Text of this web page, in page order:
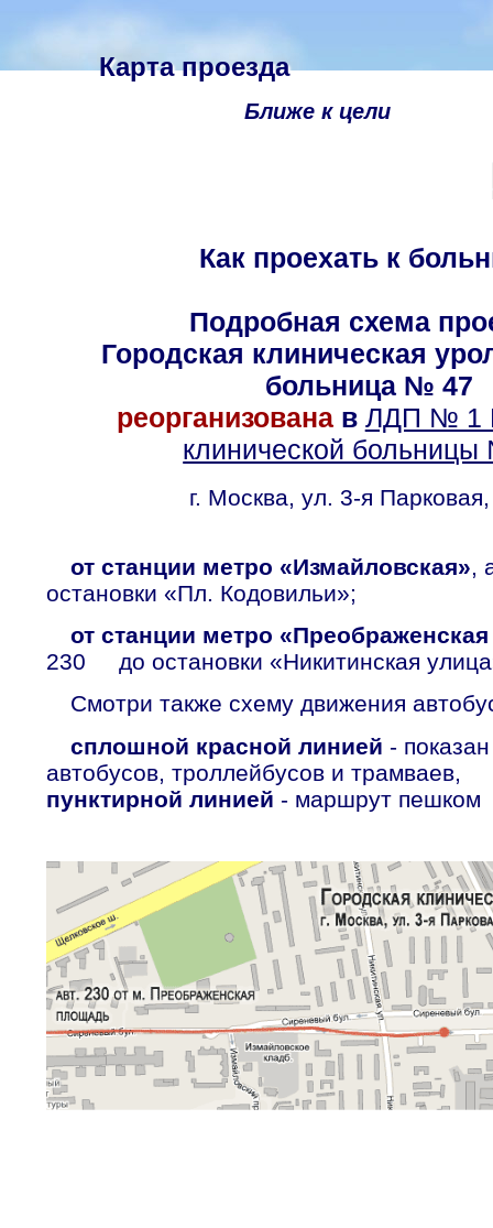
Карта проезда
Ближе к цели
Как проехать к
Подробная схема
Городская клиническая
больница № 47
реорганизованав ЛДП № 1
клинической
г. Москва, ул. 3-я
от станции метро «Измайловская»
остановки «Пл. Кодовильи»;
от станции метро
230 до остановки «Никитинская
Смотри также схему движения
сплошной красной линией -
автобусов, троллейбусов и трамваев,
пунктирной линией - маршрут пешком